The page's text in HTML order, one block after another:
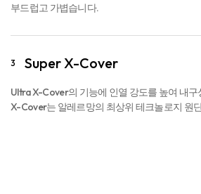
부드럽고 가볍습니다.
3 Super X-Cover
Ultra X-Cover의 기능에 인열 강도를 높여 내
X-Cover는 알레르망의 최상위 테크놀로지 원